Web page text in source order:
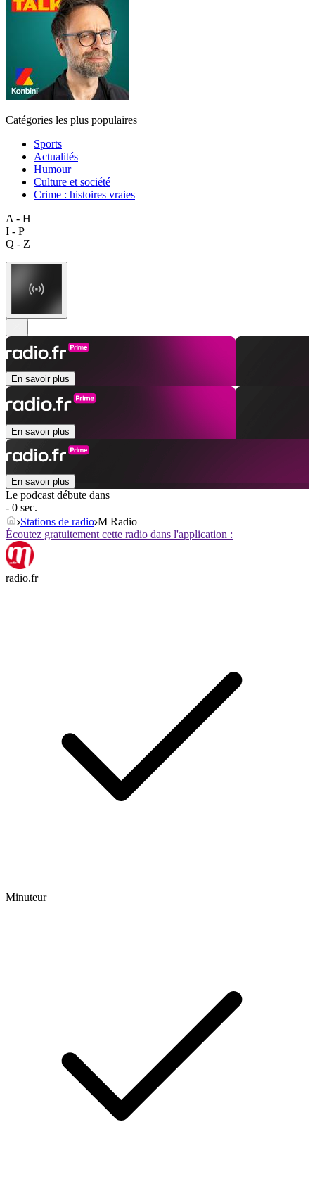
Catégories les plus populaires
Sports
Actualités
Humour
Culture et société
Crime : histoires vraies
A - H
I - P
Q - Z
En savoir plus
En savoir plus
En savoir plus
Le podcast débute dans
- 0 sec.
Stations de radio M Radio
Écoutez gratuitement cette radio dans l'application :
radio.fr
Minuteur